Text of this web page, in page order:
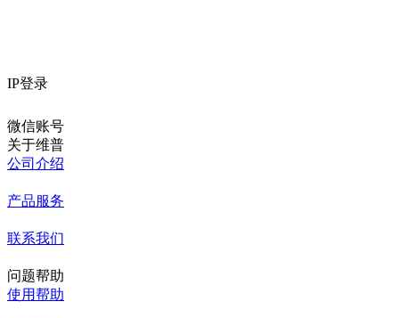
IP登录
微信账号
关于维普
公司介绍
产品服务
联系我们
问题帮助
使用帮助